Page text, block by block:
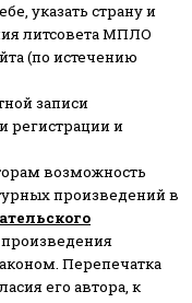
указать страну и
литсовета МПЛО
(по истечению
записи
регистрации и
возможность
произведений в
произведения
Перепечатка
его автора, к